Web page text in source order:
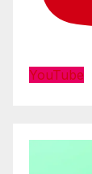
YouTube